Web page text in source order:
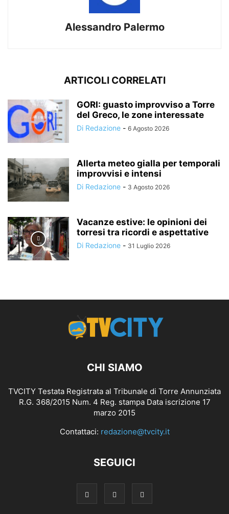
Alessandro Palermo
ARTICOLI CORRELATI
GORI: guasto improvviso a Torre
del Greco, le zone interessate
Di Redazione - 6 Agosto 2026
Allerta meteo gialla per temporali
improvvisi e intensi
Di Redazione - 3 Agosto 2026
Vacanze estive: le opinioni dei
torresi tra ricordi e aspettative
Di Redazione - 31 Luglio 2026
CHI SIAMO
TVCITY Testata Registrata al Tribunale di Torre Annunziata
R.G. 368/2015 Num. 4 Reg. stampa Data iscrizione 17
marzo 2015
Contattaci: redazione@tvcity.it
SEGUICI